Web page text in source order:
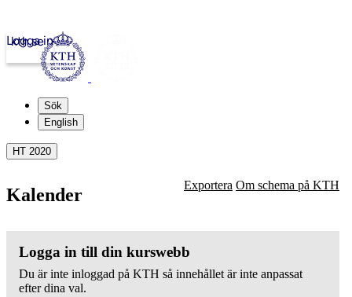
kth.se
Logga in
Sök
English
HT 2020
Kalender Exportera Om schema på KTH
Logga in till din kurswebb
Du är inte inloggad på KTH så innehållet är inte anpassat
efter dina val.